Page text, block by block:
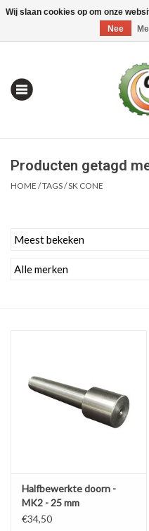
0 Artikelen - €0,00
| Alles om te Meten |
Alles om te Draaien |
Schroefdraad snijden |
Producten getagd
HOME /TAGS/SK CONE
Halfbewerkte doorn -
MK2 - 25 mm
€34,50
Wij slaan cookies op om onze
Nee